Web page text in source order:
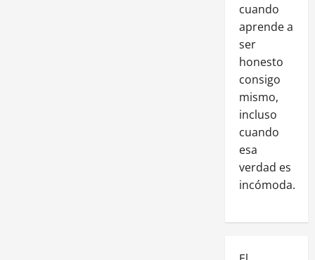
cuando
aprende a
ser
honesto
consigo
mismo,
incluso
cuando
esa
verdad es
incómoda.